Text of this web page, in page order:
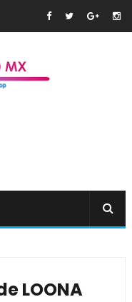
LOONA